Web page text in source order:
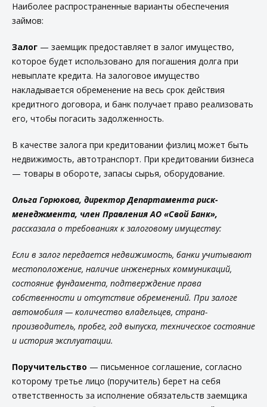
Наиболее распространенные варианты обеспечения
займов:
Залог — заемщик предоставляет в залог имущество,
которое будет использовано для погашения долга при
невыплате кредита. На залоговое имущество
накладывается обременение на весь срок действия
кредитного договора, и банк получает право реализовать
его, чтобы погасить задолженность.
В качестве залога при кредитовании физлиц может быть
недвижимость, автотранспорт. При кредитовании бизнеса
— товары в обороте, запасы сырья, оборудование.
Ольга Горюкова, директор Департамента риск-
менеджмента, член Правления АО «Свой Банк»,
рассказала о требованиях к залоговому имуществу:
Если в залог передается недвижимость, банки учитывают
местоположение, наличие инженерных коммуникаций,
состояние фундамента, подтверждение права
собственности и отсутствие обременений. При залоге
автомобиля — количество владельцев, страна-
производитель, пробег, год выпуска, техническое состояние
и история эксплуатации.
Поручительство — письменное соглашение, согласно
которому третье лицо (поручитель) берет на себя
ответственность за исполнение обязательств заемщика